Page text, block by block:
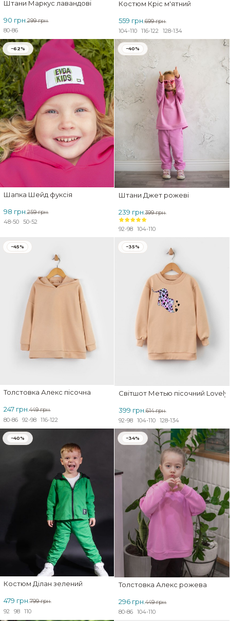
Штани Маркус лавандові
299 грн.
90 грн.
80-86
Костюм Кріс м'ятний
699 грн.
559 грн.
104-110 116-122 128-134
−62%
Шапка Шейд фуксія
259 грн.
98 грн.
48-50 50-52
−40%
Штани Джет рожеві
399 грн.
239 грн.
92-98 104-110
−45%
Толстовка Алекс пісочна
449 грн.
247 грн.
80-86 92-98 116-122
−35%
Світшот Метью пісочний Lovely
614 грн.
399 грн.
92-98 104-110 128-134
−40%
Костюм Ділан зелений
799 грн.
479 грн.
92 98 110
−34%
Толстовка Алекс рожева
449 грн.
296 грн.
80-86 104-110